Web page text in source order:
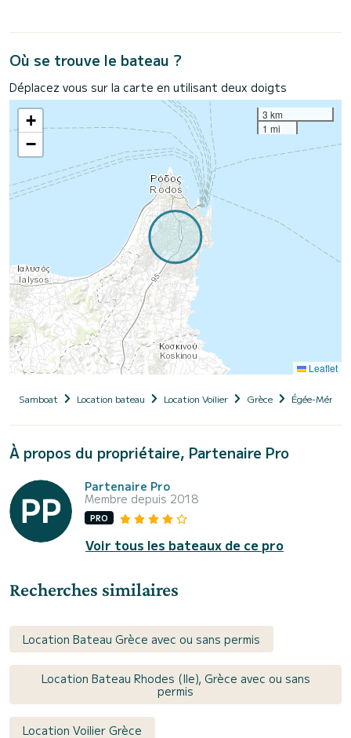
Où se trouve le bateau ?
Déplacez vous sur la carte en utilisant deux doigts
+
−
3 km
1 mi
Leaflet
Samboat Location bateau Location Voilier Grèce Égée-
À propos du propriétaire, Partenaire Pro
Partenaire Pro
Membre depuis 2018
PRO
Voir tous les bateaux de ce pro
Recherches similaires
Location Bateau Grèce avec ou sans permis
Location Bateau Rhodes (Ile), Grèce avec ou sans
permis
Location Voilier Grèce